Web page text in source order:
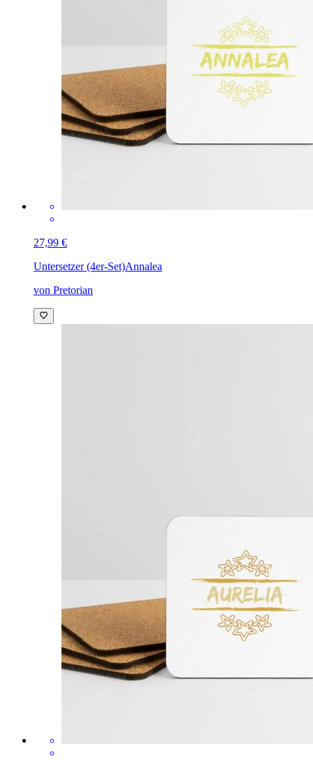
27,99 €
Untersetzer (4er-Set)Annalea
von Pretorian